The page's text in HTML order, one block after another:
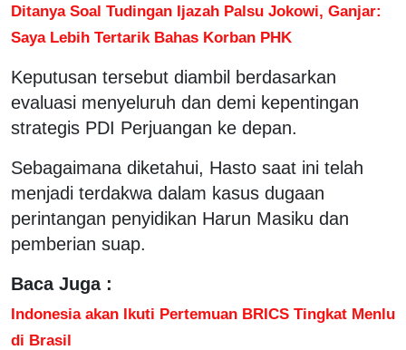
Ditanya Soal Tudingan Ijazah Palsu Jokowi, Ganjar:
Saya Lebih Tertarik Bahas Korban PHK
Keputusan tersebut diambil berdasarkan
evaluasi menyeluruh dan demi kepentingan
strategis PDI Perjuangan ke depan.
Sebagaimana diketahui, Hasto saat ini telah
menjadi terdakwa dalam kasus dugaan
perintangan penyidikan Harun Masiku dan
pemberian suap.
Baca Juga :
Indonesia akan Ikuti Pertemuan BRICS Tingkat Menlu
di Brasil